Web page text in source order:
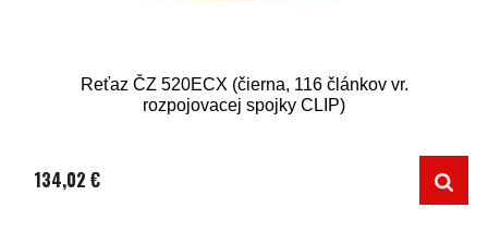
Reťaz ČZ 520ECX (čierna, 116 článkov vr.
rozpojovacej spojky CLIP)
134,02 €